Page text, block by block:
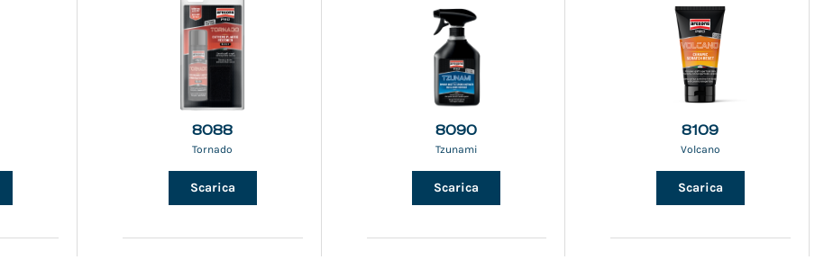
8088
Tornado
Scarica
8090
Tzunami
Scarica
8109
Volcano
Scarica